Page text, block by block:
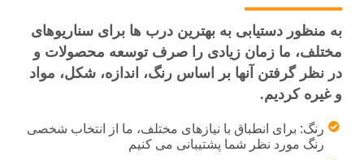
به منظور دستیابی به بهترین درب ها برای سناریوهای
مختلف، ما زمان زیادی را صرف توسعه محصولات و
در نظر گرفتن آنها بر اساس رنگ، اندازه، شکل، مواد
و غیره کردیم.
رنگ: برای انطباق با نیازهای مختلف، ما از انتخاب شخصی
رنگ مورد نظر شما پشتیبانی می کنیم